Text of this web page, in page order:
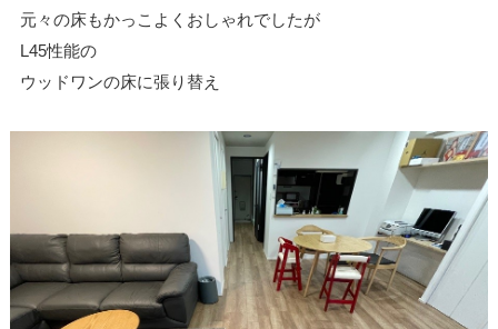
元々の床もかっこよくおしゃれでしたが
L45性能の
ウッドワンの床に張り替え